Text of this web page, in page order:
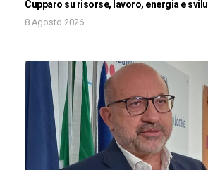
Cupparo su risorse, lavoro, energia e
8 Agosto 2026